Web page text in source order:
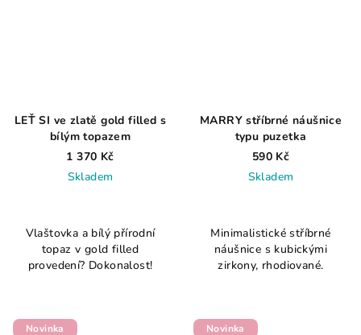
LEŤ SI ve zlatě gold filled s
bílým topazem
1 370 Kč
Skladem
produktu
je
5,0
Vlaštovka a bílý přírodní
topaz v gold filled
provedení? Dokonalost!
MARRY stříbrné náušnice
typu puzetka
590 Kč
Skladem
Minimalistické stříbrné
náušnice s kubickými
zirkony, rhodiované.
Novinka Novinka